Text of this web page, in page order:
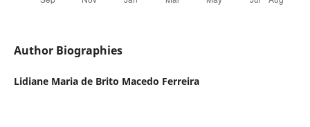
Author Biographies
Lidiane Maria de Brito Macedo Ferreira